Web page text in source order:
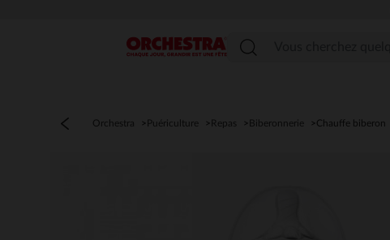
Menu
Orchestra Puériculture Repas Biberonnerie Chauffe biberon